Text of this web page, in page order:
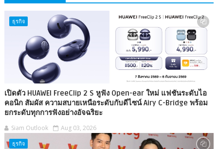
ธุรกิจ
เปิดตัว HUAWEI FreeClip 2 S หูฟัง Open-ear ใหม่ แฟชันระดับไอ
คอนิก สัมผัส ความสบายเหนือระดับกับดีไซน์ Airy C-Bridge พร้อม
ยกระดับทุกการฟังอย่างอัจฉริยะ
Siam Outlook Aug 03, 2026
ธุรกิจ